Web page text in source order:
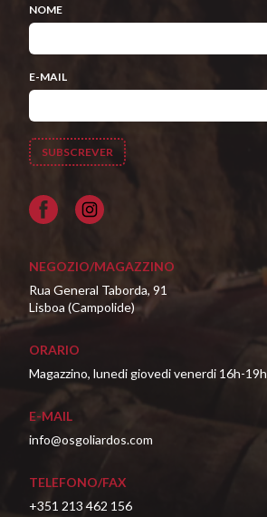
NOME
E-MAIL
Facebook
NEGOZIO/MAGAZZINO
Rua General Taborda, 91
Lisboa (Campolide)
ORARIO
Magazzino, lunedi giovedi venerdi 16h-19h
E-MAIL
info@osgoliardos.com
TELEFONO/FAX
+351 213 462 156